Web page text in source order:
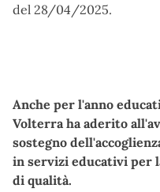
del 28/04/2025.
Anche per l'anno
Volterra ha aderito
sostegno
in servizi educativi per
di qualità.